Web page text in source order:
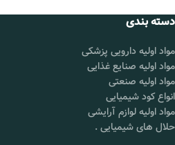
دسته بندی
مواد اولیه دارویی پزشکی
مواد اولیه صنایع غذایی
مواد اولیه صنعتی
انواع کود شیمیایی
مواد اولیه لوازم آرایشی
حلال های شیمیایی .